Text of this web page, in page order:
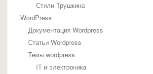
Стили Трушкина
WordPress
Документация Wordpress
Статьи Wordpress
Темы wordpress
IT и электроника